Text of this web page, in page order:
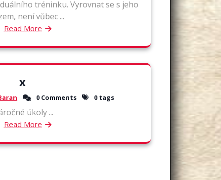
tréninku. Vyrovnat se s jeho
není vůbec ...
Read More
x
0 Comments 0 tags
úkoly ...
Read More